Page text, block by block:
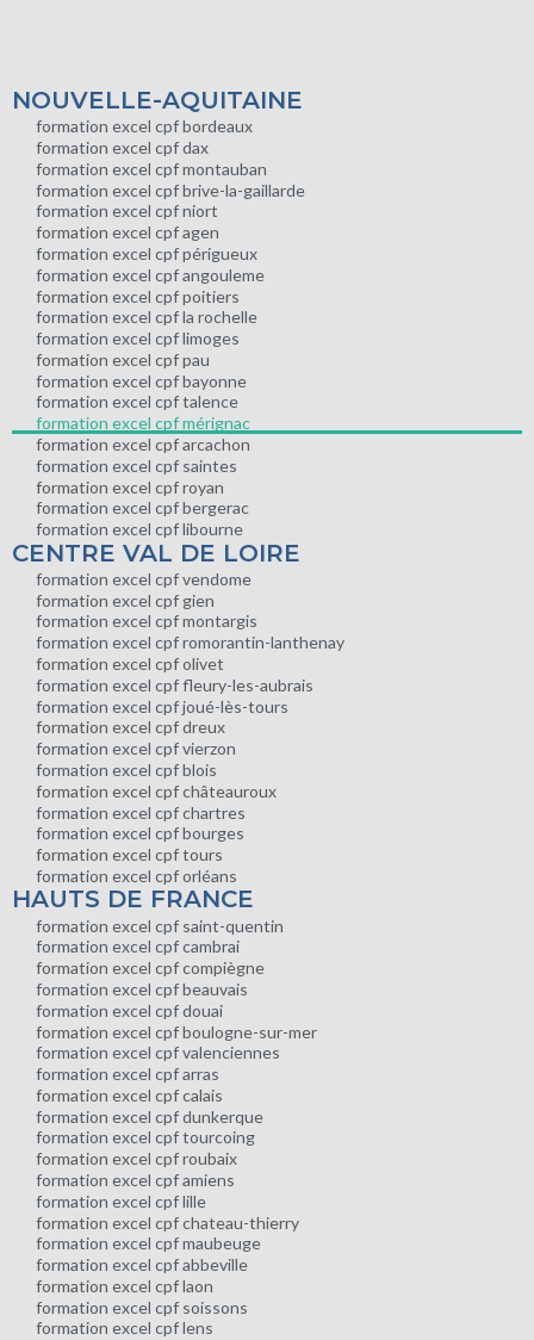
NOUVELLE-AQUITAINE
formation excel cpf bordeaux
formation excel cpf dax
formation excel cpf montauban
formation excel cpf brive-la-gaillarde
formation excel cpf niort
formation excel cpf agen
formation excel cpf périgueux
formation excel cpf angouleme
formation excel cpf poitiers
formation excel cpf la rochelle
formation excel cpf limoges
formation excel cpf pau
formation excel cpf bayonne
formation excel cpf talence
formation excel cpf mérignac
formation excel cpf arcachon
formation excel cpf saintes
formation excel cpf royan
formation excel cpf bergerac
formation excel cpf libourne
CENTRE VAL DE LOIRE
formation excel cpf vendome
formation excel cpf gien
formation excel cpf montargis
formation excel cpf romorantin-lanthenay
formation excel cpf olivet
formation excel cpf fleury-les-aubrais
formation excel cpf joué-lès-tours
formation excel cpf dreux
formation excel cpf vierzon
formation excel cpf blois
formation excel cpf châteauroux
formation excel cpf chartres
formation excel cpf bourges
formation excel cpf tours
formation excel cpf orléans
HAUTS DE FRANCE
formation excel cpf saint-quentin
formation excel cpf cambrai
formation excel cpf compiègne
formation excel cpf beauvais
formation excel cpf douai
formation excel cpf boulogne-sur-mer
formation excel cpf valenciennes
formation excel cpf arras
formation excel cpf calais
formation excel cpf dunkerque
formation excel cpf tourcoing
formation excel cpf roubaix
formation excel cpf amiens
formation excel cpf lille
formation excel cpf chateau-thierry
formation excel cpf maubeuge
formation excel cpf abbeville
formation excel cpf laon
formation excel cpf soissons
formation excel cpf lens